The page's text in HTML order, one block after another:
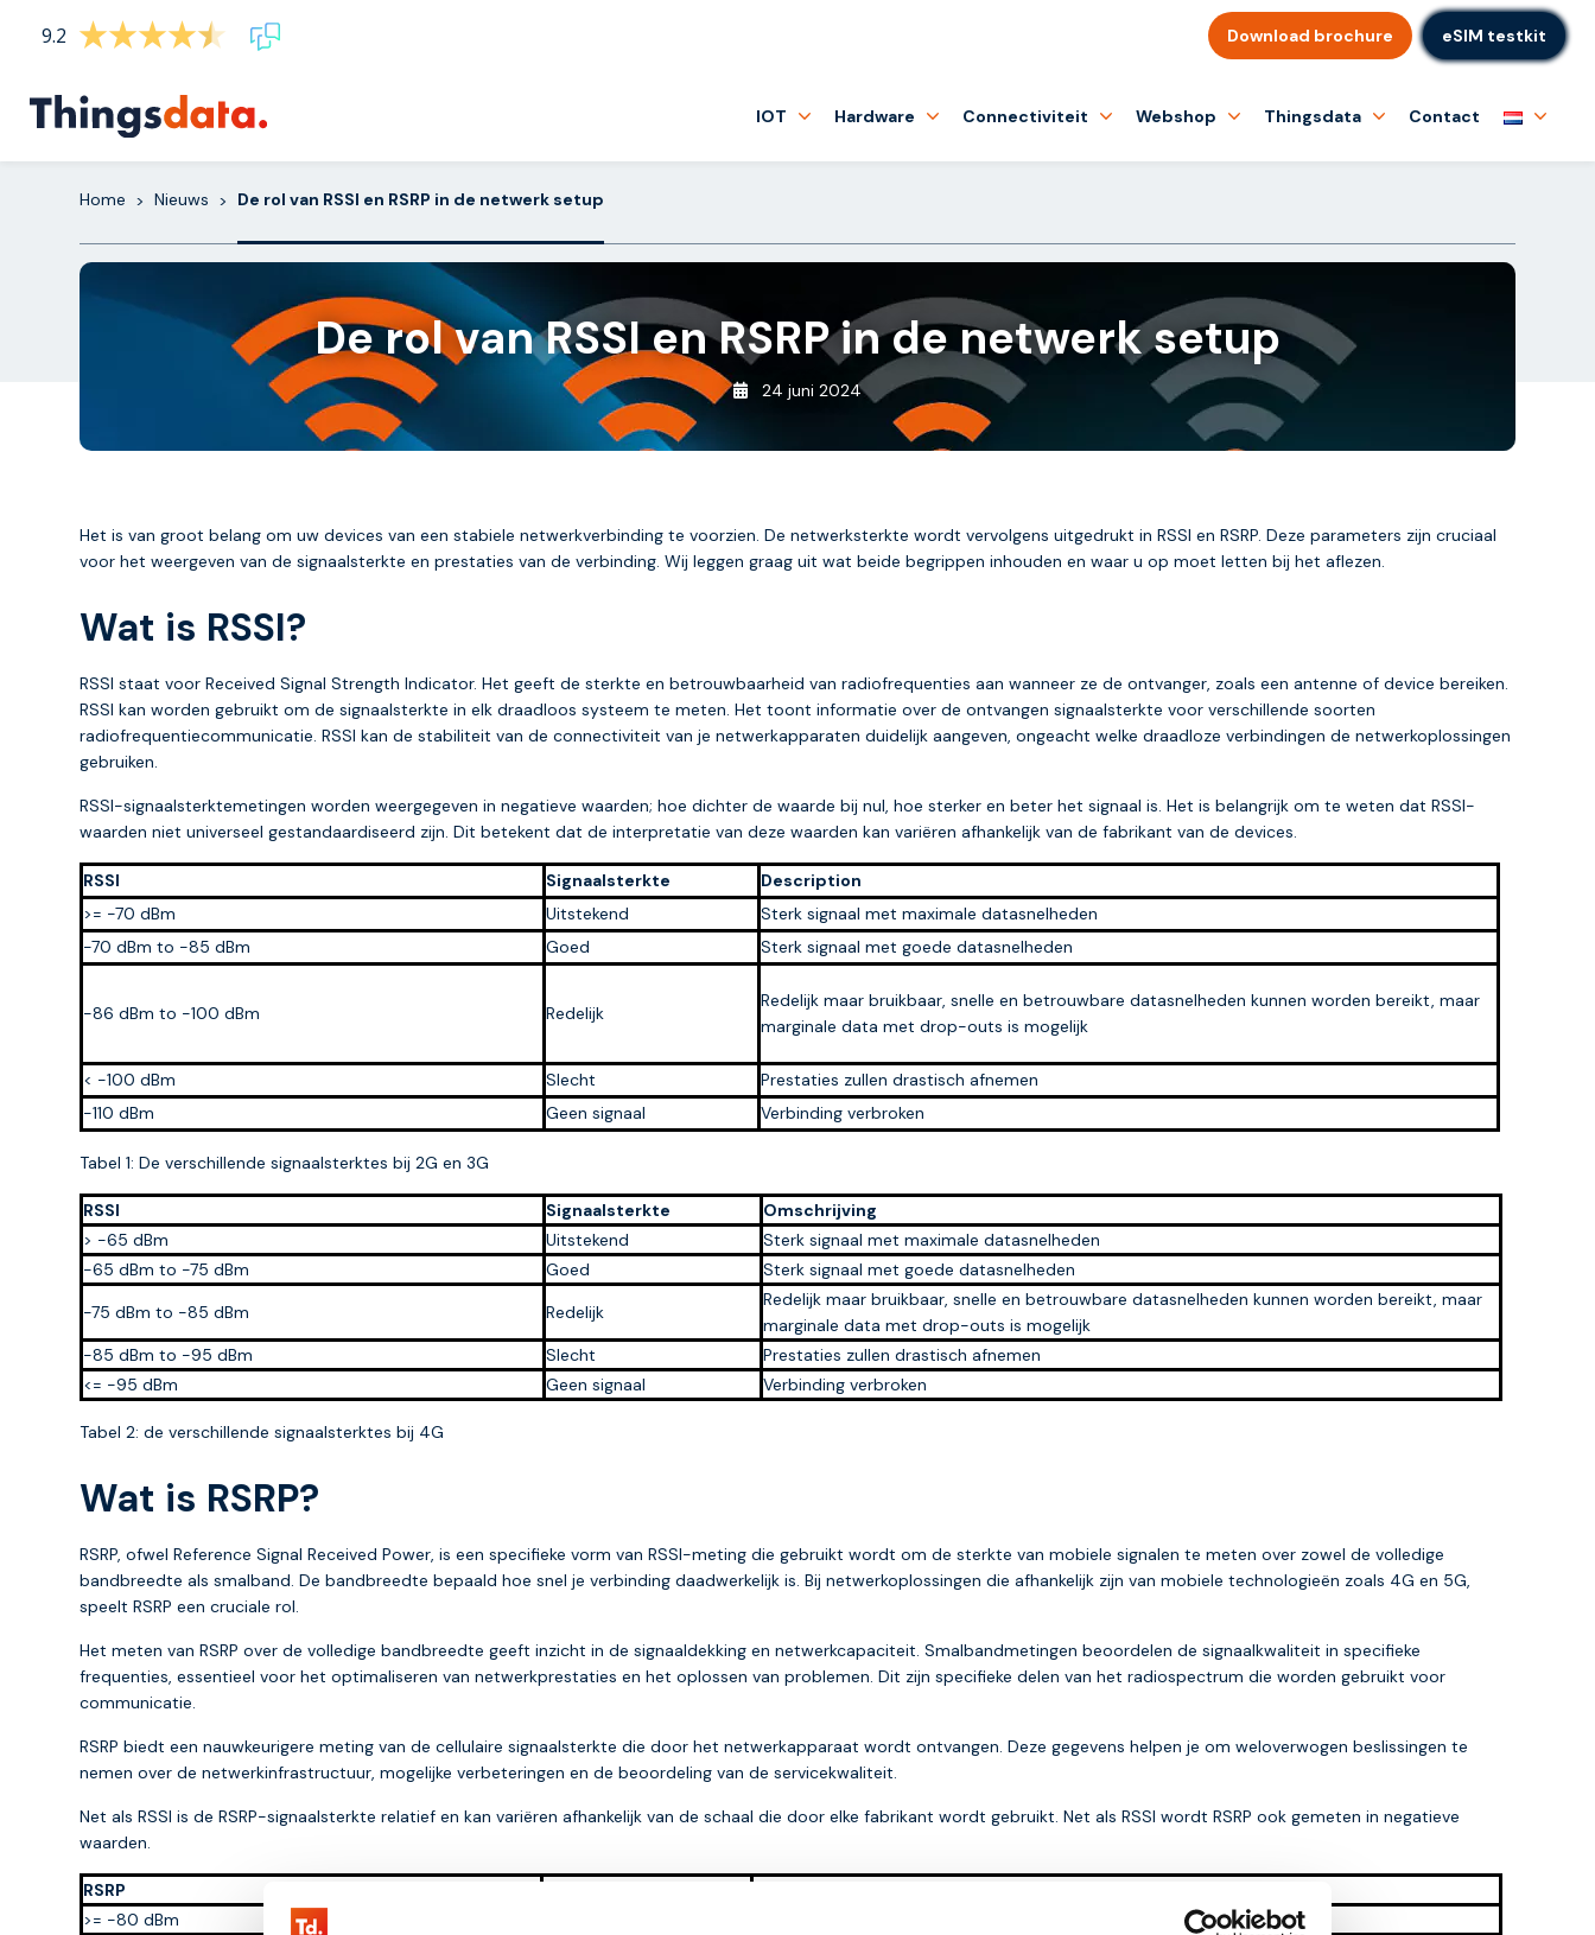
9.2 Download brochure eSIM testkit
IOT Hardware Connectiviteit Webshop Thingsdata Contact
Home > Nieuws > De rol van RSSI en RSRP in de netwerk setup
De rol van RSSI en RSRP in de netwerk setup
24 juni 2024
Het is van groot belang om uw devices van een stabiele netwerkverbinding te voorzien. De netwerksterkte wordt vervolgens uitgedrukt in RSSI en RSRP. Deze parameters zijn cruciaal
voor het weergeven van de signaalsterkte en prestaties van de verbinding. Wij leggen graag uit wat beide begrippen inhouden en waar u op moet letten bij het aflezen.
Wat is RSSI?
RSSI staat voor Received Signal Strength Indicator. Het geeft de sterkte en betrouwbaarheid van radiofrequenties aan wanneer ze de ontvanger, zoals een antenne of device bereiken.
RSSI kan worden gebruikt om de signaalsterkte in elk draadloos systeem te meten. Het toont informatie over de ontvangen signaalsterkte voor verschillende soorten
radiofrequentiecommunicatie. RSSI kan de stabiliteit van de connectiviteit van je netwerkapparaten duidelijk aangeven, ongeacht welke draadloze verbindingen de netwerkoplossingen
gebruiken.
RSSI-signaalsterktemetingen worden weergegeven in negatieve waarden; hoe dichter de waarde bij nul, hoe sterker en beter het signaal is. Het is belangrijk om te weten dat RSSI-
waarden niet universeel gestandaardiseerd zijn. Dit betekent dat de interpretatie van deze waarden kan variëren afhankelijk van de fabrikant van de devices.
RSSI Signaalsterkte
Description
>= -70 dBm
Uitstekend
Sterk signaal met maximale datasnelheden
-70 dBm to -85 dBm
Goed Sterk signaal met goede datasnelheden
-86 dBm to -100 dBm Redelijk
Redelijk maar bruikbaar, snelle en betrouwbare datasnelheden kunnen worden bereikt, maar
marginale data met drop-outs is mogelijk
< -100 dBm Slecht
Prestaties zullen drastisch afnemen
-110 dBm
Geen signaal Verbinding verbroken
Tabel 1: De verschillende signaalsterktes bij 2G en 3G
RSSI Signaalsterkte
Omschrijving
> -65 dBm
Uitstekend
Sterk signaal met maximale datasnelheden
-65 dBm to -75 dBm
Goed
Sterk signaal met goede datasnelheden
-75 dBm to -85 dBm
Redelijk
Redelijk maar bruikbaar, snelle en betrouwbare datasnelheden kunnen worden bereikt, maar
marginale data met drop-outs is mogelijk
-85 dBm to -95 dBm
Slecht
Prestaties zullen drastisch afnemen
<= -95 dBm
Geen signaal Verbinding verbroken
Tabel 2: de verschillende signaalsterktes bij 4G
Wat is RSRP?
RSRP, ofwel Reference Signal Received Power, is een specifieke vorm van RSSI-meting die gebruikt wordt om de sterkte van mobiele signalen te meten over zowel de volledige
bandbreedte als smalband. De bandbreedte bepaald hoe snel je verbinding daadwerkelijk is. Bij netwerkoplossingen die afhankelijk zijn van mobiele technologieën zoals 4G en 5G,
speelt RSRP een cruciale rol.
Het meten van RSRP over de volledige bandbreedte geeft inzicht in de signaaldekking en netwerkcapaciteit. Smalbandmetingen beoordelen de signaalkwaliteit in specifieke
frequenties, essentieel voor het optimaliseren van netwerkprestaties en het oplossen van problemen. Dit zijn specifieke delen van het radiospectrum die worden gebruikt voor
communicatie.
RSRP biedt een nauwkeurigere meting van de cellulaire signaalsterkte die door het netwerkapparaat wordt ontvangen. Deze gegevens helpen je om weloverwogen beslissingen te
nemen over de netwerkinfrastructuur, mogelijke verbeteringen en de beoordeling van de servicekwaliteit.
Net als RSSI is de RSRP-signaalsterkte relatief en kan variëren afhankelijk van de schaal die door elke fabrikant wordt gebruikt. Net als RSSI wordt RSRP ook gemeten in negatieve
waarden.
RSRP
>= -80 dBm